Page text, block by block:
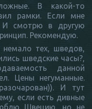
В какой-то
рамки. Если мне
И смотрю в другую
Рекомендую.
немало тех, шведов,
шведские часы?,
данной
Цены негуманные.
И тут
если есть дивные
Швецию, но не